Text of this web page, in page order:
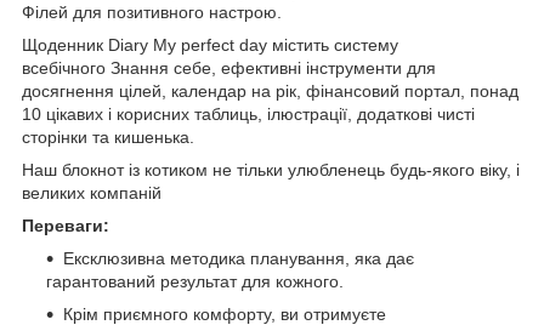
Філей для позитивного настрою.
Щоденник Diary My perfect day містить систему
всебічного Знання себе, ефективні інструменти для
досягнення цілей, календар на рік, фінансовий портал, понад
10 цікавих і корисних таблиць, ілюстрації, додаткові чисті
сторінки та кишенька.
Наш блокнот із котиком не тільки улюбленець будь-якого віку, і
великих компаній
Переваги:
Ексклюзивна методика планування, яка дає
гарантований результат для кожного.
Крім приємного комфорту, ви отримуєте